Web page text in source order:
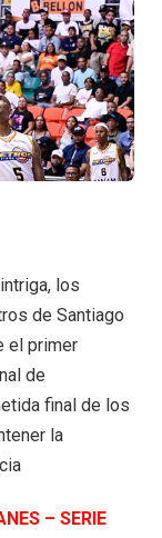
los
de Santiago
el primer
de
final de los
la
– SERIE